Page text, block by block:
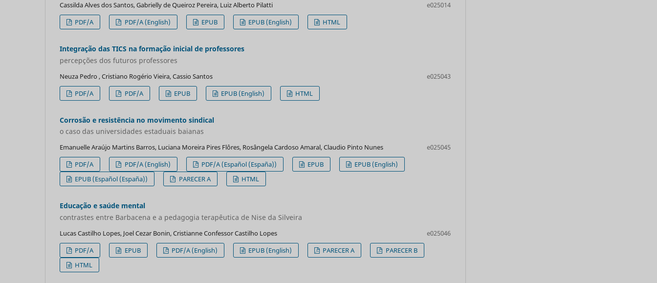
Cassilda Alves dos Santos, Gabrielly de Queiroz Pereira, Luiz Alberto Pilatti
e025014
PDF/A
PDF/A (English) EPUB EPUB (English) HTML
Integração das TICS na formação inicial de professores
percepções dos futuros professores
Neuza Pedro , Cristiano Rogério Vieira, Cassio Santos
e025043
PDF/A
PDF/A EPUB EPUB (English) HTML
Corrosão e resistência no movimento sindical
o caso das universidades estaduais baianas
Emanuelle Araújo Martins Barros, Luciana Moreira Pires Flôres, Rosângela Cardoso Amaral, Claudio Pinto Nunes
e025045
PDF/A
PDF/A (English) PDF/A (Español (España)) EPUB
EPUB (English)
EPUB (Español (España))
PARECER A HTML
Educação e saúde mental
contrastes entre Barbacena e a pedagogia terapêutica de Nise da Silveira
Lucas Castilho Lopes, Joel Cezar Bonin, Cristianne Confessor Castilho Lopes
e025046
PDF/A
EPUB PDF/A (English) EPUB (English) PARECER A
PARECER B
HTML